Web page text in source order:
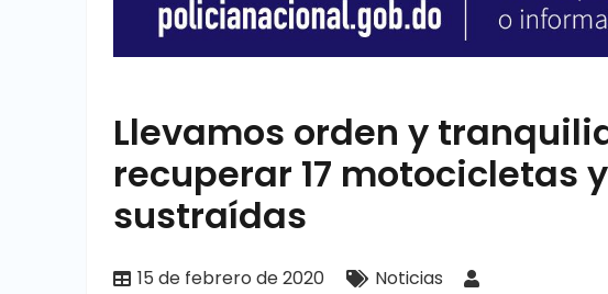
Llevamos orden y
recuperar 17 motocicletas
sustraídas
15 de febrero de 2020 Noticias